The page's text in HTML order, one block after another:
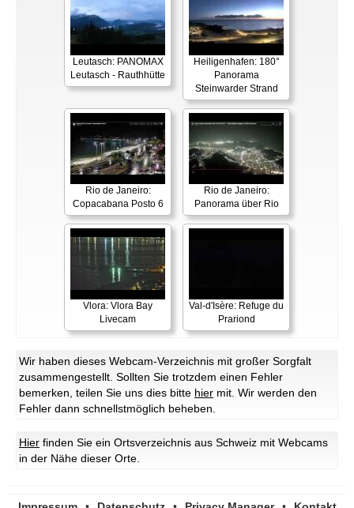
Leutasch: PANOMAX
Leutasch - Rauthhütte
Heiligenhafen: 180°
Panorama
Steinwarder Strand
Rio de Janeiro:
Copacabana Posto 6
Rio de Janeiro:
Panorama über Rio
Vlora: Vlora Bay
Livecam
Val-d'Isère: Refuge du
Prariond
Wir haben dieses Webcam-Verzeichnis mit großer Sorgfalt
zusammengestellt. Sollten Sie trotzdem einen Fehler
bemerken, teilen Sie uns dies bitte hier mit. Wir werden den
Fehler dann schnellstmöglich beheben.
Hier finden Sie ein Ortsverzeichnis aus Schweiz mit Webcams
in der Nähe dieser Orte.